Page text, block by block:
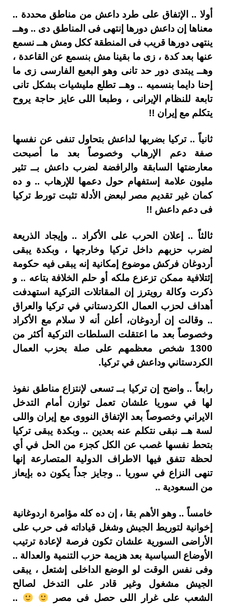
أولا .. الإتفاق على طرد داعش من مناطق محددة ..
معناها إن داعش دورها إنتهى فى المناطق دى .. وهــ
ينتهى دورها قريب فى المنطقة ككل ومش هــ نسمع
عنها بعد كدة ، زى ما بقينا مش بنسمع عن القاعدة ،
وهــ يبتدى دور حد تانى وهو البعبع الفارسى زى ما
إحنا دايما بنسميه .. وهــ تطلع مليشيات بشكل تانى
تابعة للنظام الإيرانى ، وطبعا اللى عايز حاجة يروح
يتكلم مع إيران !!
ثانياً .. تركيا بضربها لداعش بتحاول تنفى عن نفسها
صفة دعم الإرهاب وخصوصاً بعد ما أصبحت
معارضتها السابقة والرافضة لضرب داعش بــ تثير
مليون علامة إستفهام حول دعمها للإرهاب .. و ده
كمان غير تقديم مصر لبعض الأدلة تثبت تورط تركيا
فى دعم داعش !!
ثالثاً .. إعلان الحرب على الأكراد .. وإيجاد الذريعة
لضرب حزبهم داخل تركيا وخارجها ، وبكدة يبقى
أردوغان فركش موضوع إمكانية إنه يبقى فيه حكومة
إئتلافية ممكن تزعزع ملكه أو حلم الخلافة بتاعه .. و
ذكرت وكالة رويترز إن المقاتلات التركية استهدفت
أهداف لحزب العمال الكردستاني في تركيا والعراق
.. وقالت إن أردوغان، أعلن أنه لا سلام مع الأكراد
وخصوصاً بعد ما اعتقلت السلطات التركية أكثر من
1300 شخص معظمهم على صلة بحزب العمال
الكردستاني وداعش في تركيا.
رابعاً .. واضح إن تركيا بــ تسعى لإنتزاع مناطق نفوذ
لها في سوريا علشان تعمل توازن أمام التدخل
الايراني وخصوصاً بعد الإتفاق النووى مع إيران واللى
لسة هــ نبقى نتكلم عنه بعدين .. وبكدة يبقى تركيا
بتحط نفسها غصب عن الكل كجزء من الحل في أي
لحظة تتفق فيها الاطراف الدولية المتصارعة إنها
تنهى النزاع في سوريا .. وجايز جداً يكون ده بإيعاز
من السعودية ..
خامساً .. وهو الأهم بقا ، إن ده كله مؤامرة اردوغانية
إخوانية لتوريط الجيش وشغل قياداته فى حرب على
الأراضى السورية علشان تكون فرصة لإعادة ترتيب
الأوضاع السياسية بعد هزيمة حزب التنمية والعدالة ..
وفى نفس الوقت لو الوضع الداخلى إشتعل ، يبقى
الجيش مشغول وغير قادر على التدخل لصالح
الشعب على غرار اللى حصل فى مصر
..